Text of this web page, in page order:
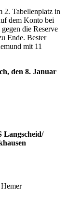
2. Tabellenplatz in
dem Konto bei
die Reserve
Ende. Bester
mit 11
den 8. Januar
Langscheid/​